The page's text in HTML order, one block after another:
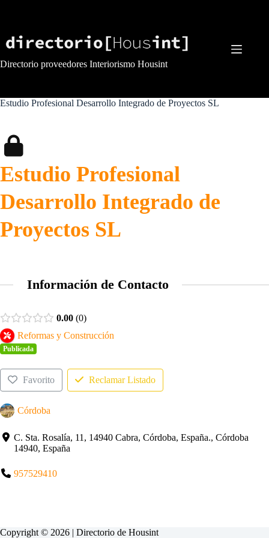
Directorio proveedores Interiorismo Housint
Estudio Profesional Desarrollo Integrado de Proyectos SL
Estudio Profesional
Desarrollo Integrado de
Proyectos SL
Información de Contacto
0.00 0
Reformas y Construcción
Publicada
Favorito Reclamar Listado
Córdoba
C. Sta. Rosalía, 11, 14940 Cabra, Córdoba, España., Córdoba
14940, España
957529410
Copyright © 2026 | Directorio de Housint